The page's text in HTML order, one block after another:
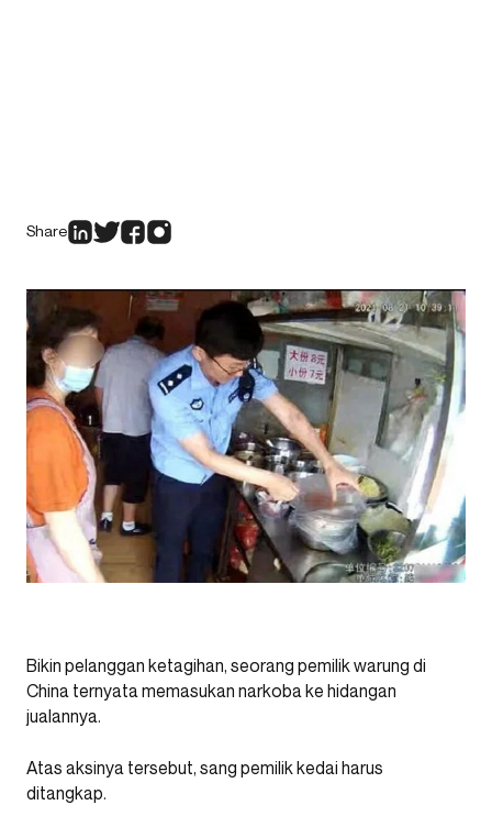
Share
Bikin pelanggan ketagihan, seorang pemilik warung di
China ternyata memasukan narkoba ke hidangan
jualannya.
Atas aksinya tersebut, sang pemilik kedai harus
ditangkap.